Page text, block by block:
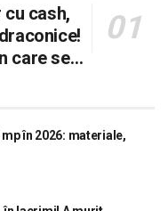
cash,
care se
carne, 0
în 2026: materiale,